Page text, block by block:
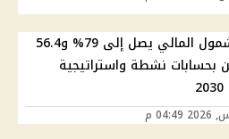
المركزي: الشمول المالي يصل إلى 79% و56.4
بحسابات نشطة واستراتيجية